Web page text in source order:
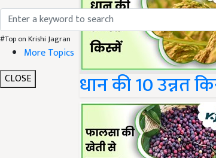
#Top on Krishi Jagran
More Topics
CLOSE
धान की 10 उन्नत